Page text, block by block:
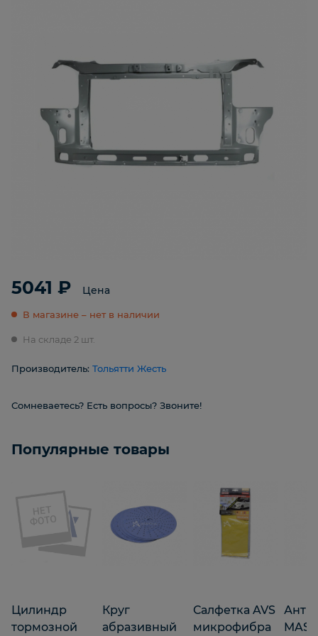
5041 ₽ Цена
В магазине – нет в наличии
На складе 2 шт.
Производитель: Тольятти Жесть
Сомневаетесь? Есть вопросы? Звоните!
Популярные товары
Цилиндр
тормозной
Круг
абразивный
Салфетка AVS
микрофибра